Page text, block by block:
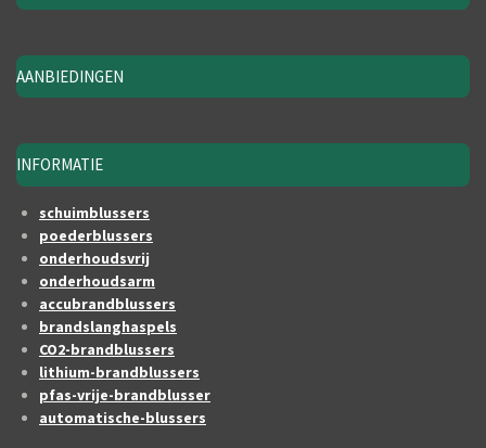
AANBIEDINGEN
INFORMATIE
schuimblussers
poederblussers
onderhoudsvrij
onderhoudsarm
accubrandblussers
brandslanghaspels
CO2-brandblussers
lithium-brandblussers
pfas-vrije-brandblusser
automatische-blussers